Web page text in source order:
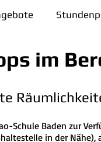
im
Schule Baden zur
in der